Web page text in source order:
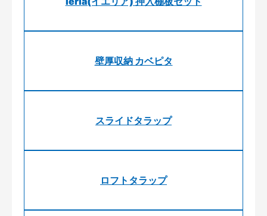
壁厚収納 カベピタ
スライドタラップ
ロフトタラップ